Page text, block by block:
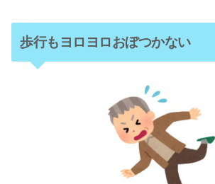
歩行もヨロヨロおぼつかない